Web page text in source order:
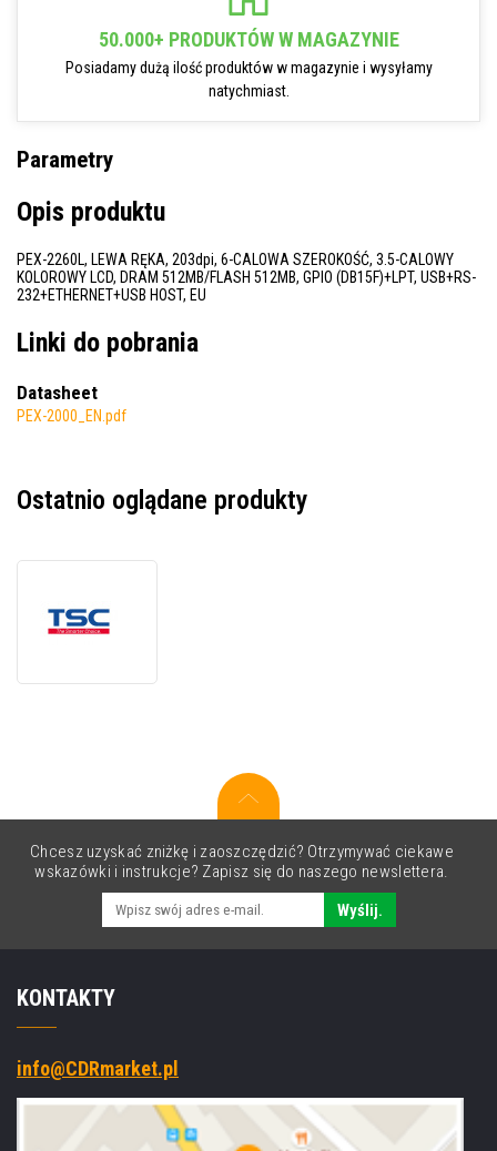
50.000+ PRODUKTÓW W MAGAZYNIE
Posiadamy dużą ilość produktów w magazynie i wysyłamy
natychmiast.
Parametry
Opis produktu
PEX-2260L, LEWA RĘKA, 203dpi, 6-CALOWA SZEROKOŚĆ, 3.5-CALOWY
KOLOROWY LCD, DRAM 512MB/FLASH 512MB, GPIO (DB15F)+LPT, USB+RS-
232+ETHERNET+USB HOST, EU
Linki do pobrania
Datasheet
PEX-2000_EN.pdf
Ostatnio oglądane produkty
0002,
Chcesz uzyskać zniżkę i zaoszczędzić? Otrzymywać ciekawe
wskazówki i instrukcje? Zapisz się do naszego newslettera.
Wyślij.
KONTAKTY
info@CDRmarket.pl